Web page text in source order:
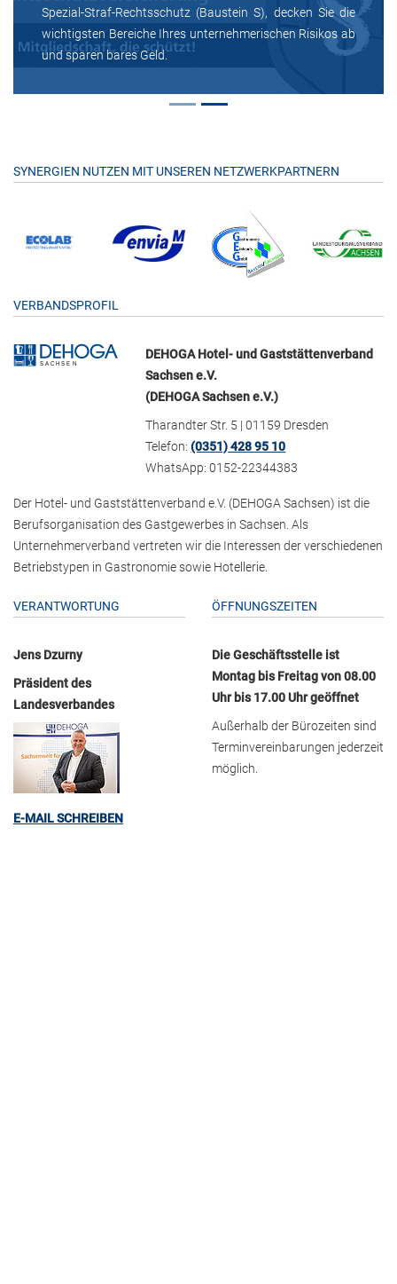
Spezial-Straf-Rechtsschutz (Baustein S), decken Sie die
wichtigsten Bereiche Ihres unternehmerischen Risikos ab
und sparen bares Geld.
SYNERGIEN NUTZEN MIT UNSEREN NETZWERKPARTNERN
VERBANDSPROFIL
DEHOGA Hotel- und Gaststättenverband
Sachsen e.V.
(DEHOGA Sachsen e.V.)
Tharandter Str. 5 | 01159 Dresden
Telefon:(0351) 428 95 10
WhatsApp: 0152-22344383
Der Hotel- und Gaststättenverband e.V. (DEHOGA Sachsen) ist die
Berufsorganisation des Gastgewerbes in Sachsen. Als
Unternehmerverband vertreten wir die Interessen der verschiedenen
Betriebstypen in Gastronomie sowie Hotellerie.
VERANTWORTUNG
Jens Dzurny
Präsident des
Landesverbandes
E-MAIL SCHREIBEN
ÖFFNUNGSZEITEN
Die Geschäftsstelle ist
Montag bis Freitag von 08.00
Uhr bis 17.00 Uhr geöffnet
Außerhalb der Bürozeiten sind
Terminvereinbarungen jederzeit
möglich.